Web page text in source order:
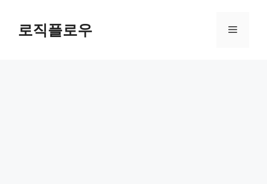
content로직플로우 Menu